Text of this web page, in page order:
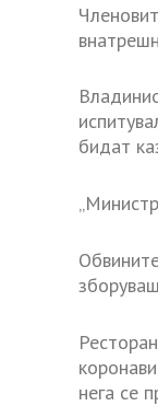
бидат
нега се